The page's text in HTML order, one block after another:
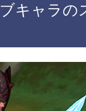
キャラの